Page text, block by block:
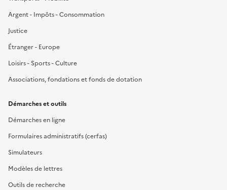
Argent - Impôts - Consommation
Justice
Étranger - Europe
Loisirs - Sports - Culture
Associations, fondations et fonds de dotation
Démarches et outils
Démarches en ligne
Formulaires administratifs (cerfas)
Simulateurs
Modèles de lettres
Outils de recherche